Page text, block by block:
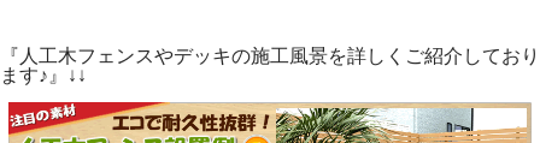
『人工木フェンスやデッキの施工風景を詳しくご紹介しており
ます♪』↓↓